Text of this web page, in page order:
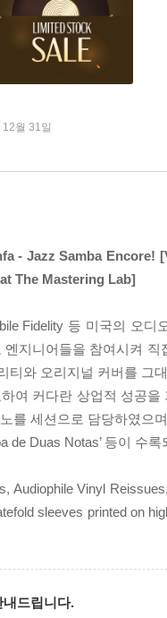
월 31일
- Jazz Samba Encore!
The Mastering Lab]
Fidelity 등 미국의 오
지니어들을 참여시켜
티와 오리지널 커버를 그
여 커다란 상업적 성공
를 세션으로 담당하였으
de Duas Notas’ 등이 수
Audiophile Vinyl
sleeves printed on
드립니다.